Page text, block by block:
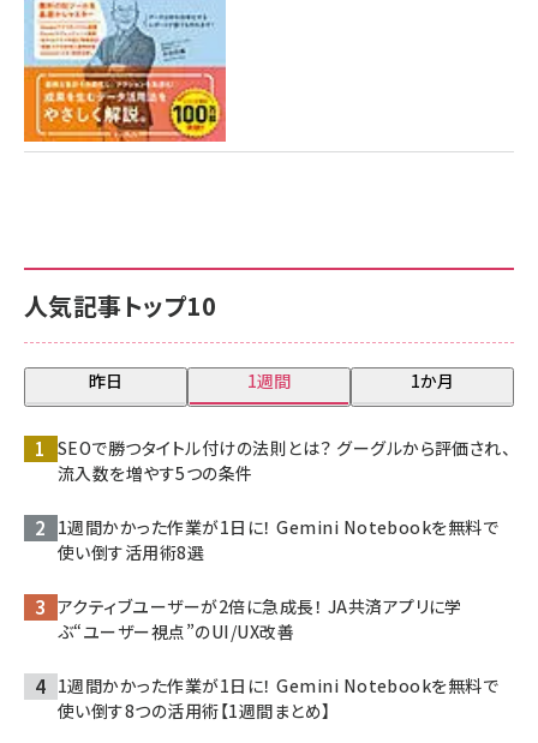
人気記事トップ10
昨日 1週間 1か月
SEOで勝つタイトル付けの法則とは？ グーグルから評価され、
流入数を増やす5つの条件
1週間かかった作業が1日に！ Gemini Notebookを無料で
使い倒す活用術8選
アクティブユーザーが2倍に急成長！ JA共済アプリに学
ぶ“ユーザー視点”のUI/UX改善
1週間かかった作業が1日に！ Gemini Notebookを無料で
使い倒す8つの活用術【1週間まとめ】